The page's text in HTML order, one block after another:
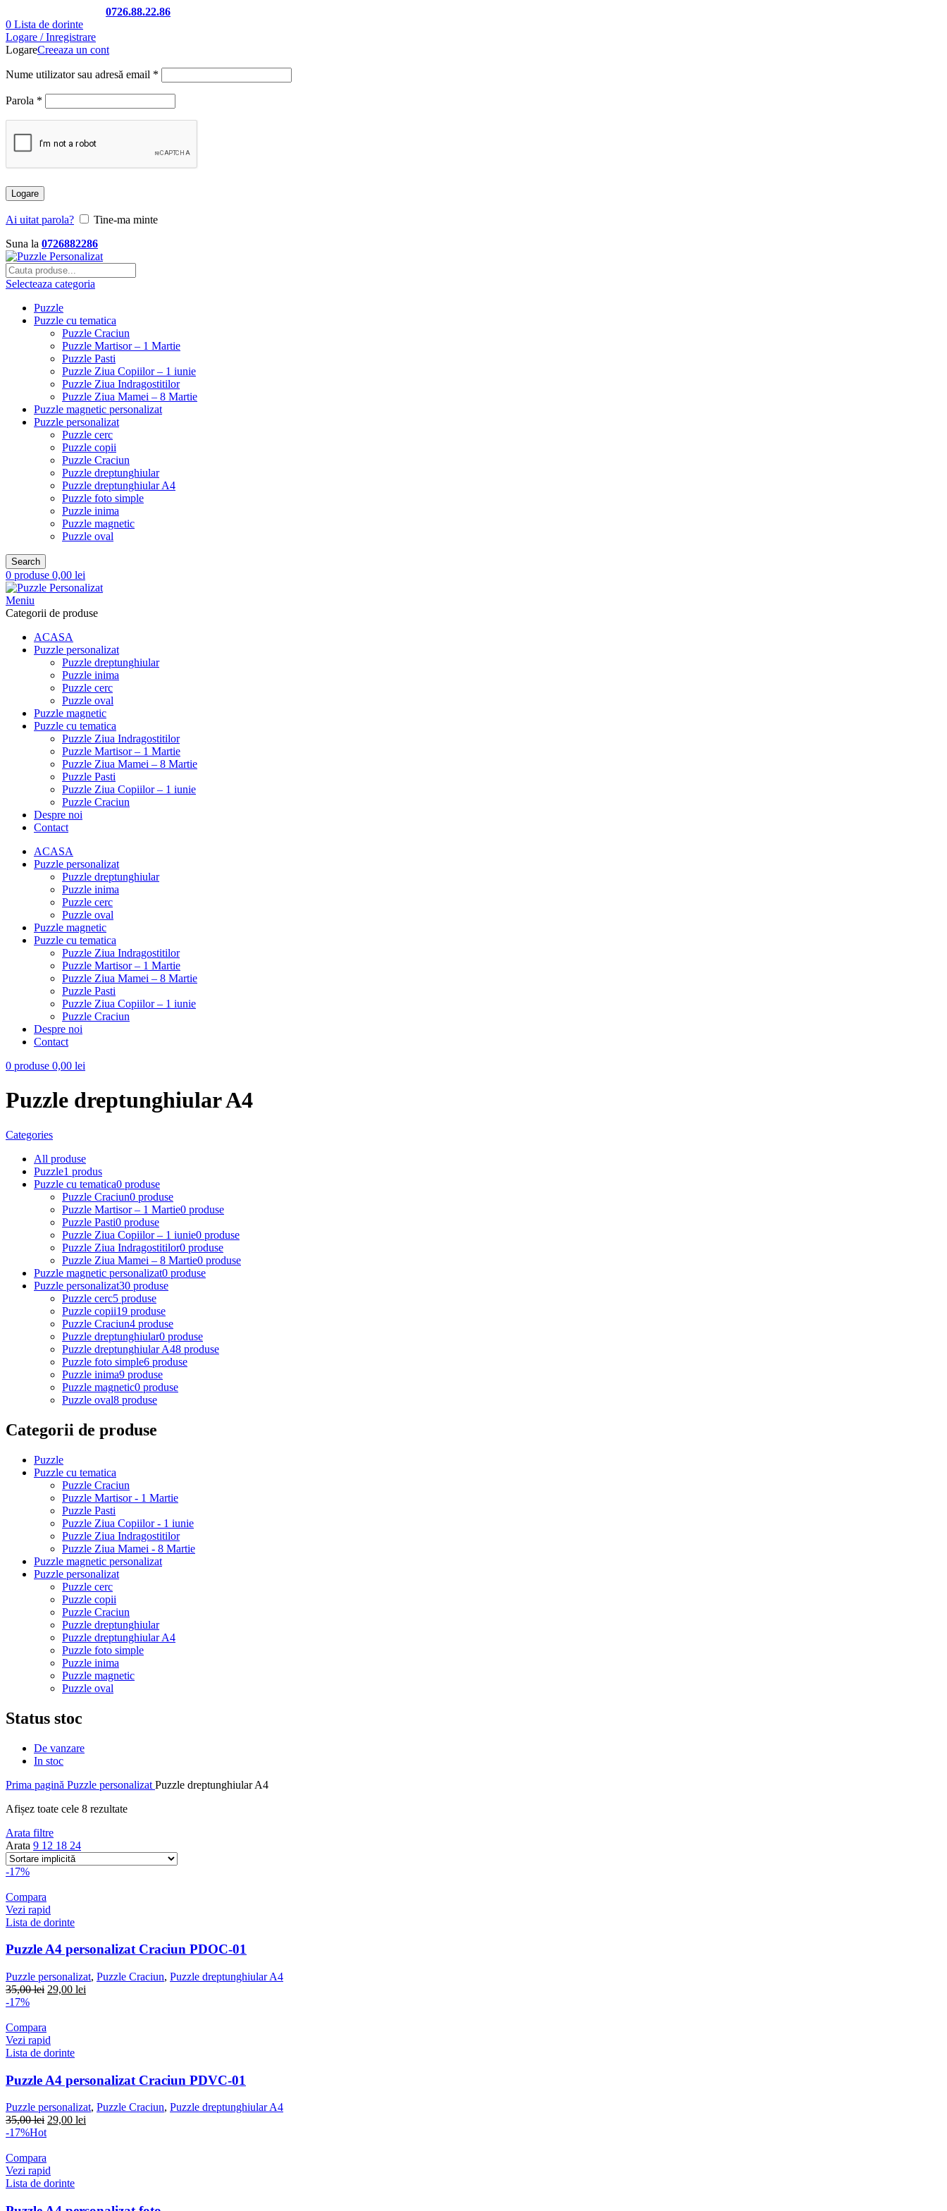
0726.88.22.86
0 Lista de dorinte
Logare / Inregistrare
LogareCreeaza un cont
Nume utilizator sau adresă email *
Parola *
Logare
Ai uitat parola?
Tine-ma minte
Suna la 0726882286
Selecteaza categoria
Puzzle
Puzzle cu tematica
Puzzle Craciun
Puzzle Martisor – 1 Martie
Puzzle Pasti
Puzzle Ziua Copiilor – 1 iunie
Puzzle Ziua Indragostitilor
Puzzle Ziua Mamei – 8 Martie
Puzzle magnetic personalizat
Puzzle personalizat
Puzzle cerc
Puzzle copii
Puzzle Craciun
Puzzle dreptunghiular
Puzzle dreptunghiular A4
Puzzle foto simple
Puzzle inima
Puzzle magnetic
Puzzle oval
Search
0 produse 0,00 lei
Meniu
Categorii de produse
ACASA
Puzzle personalizat
Puzzle dreptunghiular
Puzzle inima
Puzzle cerc
Puzzle oval
Puzzle magnetic
Puzzle cu tematica
Puzzle Ziua Indragostitilor
Puzzle Martisor – 1 Martie
Puzzle Ziua Mamei – 8 Martie
Puzzle Pasti
Puzzle Ziua Copiilor – 1 iunie
Puzzle Craciun
Despre noi
Contact
ACASA
Puzzle personalizat
Puzzle dreptunghiular
Puzzle inima
Puzzle cerc
Puzzle oval
Puzzle magnetic
Puzzle cu tematica
Puzzle Ziua Indragostitilor
Puzzle Martisor – 1 Martie
Puzzle Ziua Mamei – 8 Martie
Puzzle Pasti
Puzzle Ziua Copiilor – 1 iunie
Puzzle Craciun
Despre noi
Contact
0 produse 0,00 lei
Puzzle dreptunghiular A4
Categories
All produse
Puzzle1 produs
Puzzle cu tematica0 produse
Puzzle Craciun0 produse
Puzzle Martisor – 1 Martie0 produse
Puzzle Pasti0 produse
Puzzle Ziua Copiilor – 1 iunie0 produse
Puzzle Ziua Indragostitilor0 produse
Puzzle Ziua Mamei – 8 Martie0 produse
Puzzle magnetic personalizat0 produse
Puzzle personalizat30 produse
Puzzle cerc5 produse
Puzzle copii19 produse
Puzzle Craciun4 produse
Puzzle dreptunghiular0 produse
Puzzle dreptunghiular A48 produse
Puzzle foto simple6 produse
Puzzle inima9 produse
Puzzle magnetic0 produse
Puzzle oval8 produse
Categorii de produse
Puzzle
Puzzle cu tematica
Puzzle Craciun
Puzzle Martisor - 1 Martie
Puzzle Pasti
Puzzle Ziua Copiilor - 1 iunie
Puzzle Ziua Indragostitilor
Puzzle Ziua Mamei - 8 Martie
Puzzle magnetic personalizat
Puzzle personalizat
Puzzle cerc
Puzzle copii
Puzzle Craciun
Puzzle dreptunghiular
Puzzle dreptunghiular A4
Puzzle foto simple
Puzzle inima
Puzzle magnetic
Puzzle oval
Status stoc
De vanzare
In stoc
Prima pagină Puzzle personalizat Puzzle dreptunghiular A4
Afișez toate cele 8 rezultate
Arata filtre
Arata 9 12 18 24
-17%
Compara
Vezi rapid
Lista de dorinte
Puzzle A4 personalizat Craciun PDOC-01
Puzzle personalizat, Puzzle Craciun, Puzzle dreptunghiular A4
35,00lei Prețul
35,00 lei.
29,00 lei
-17%
Compara
Vezi rapid
Lista de dorinte
Puzzle A4 personalizat Craciun PDVC-01
Puzzle personalizat, Puzzle Craciun, Puzzle dreptunghiular A4
35,00lei Prețul
35,00 lei.
29,00 lei
-17%Hot
Compara
Vezi rapid
Lista de dorinte